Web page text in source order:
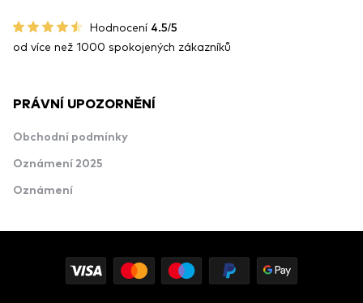
Hodnocení 4.5/5
od více než 1000 spokojených zákazníků
PRÁVNÍ UPOZORNĚNÍ
Obchodní podmínky
Oznámení 2025
Oznámení